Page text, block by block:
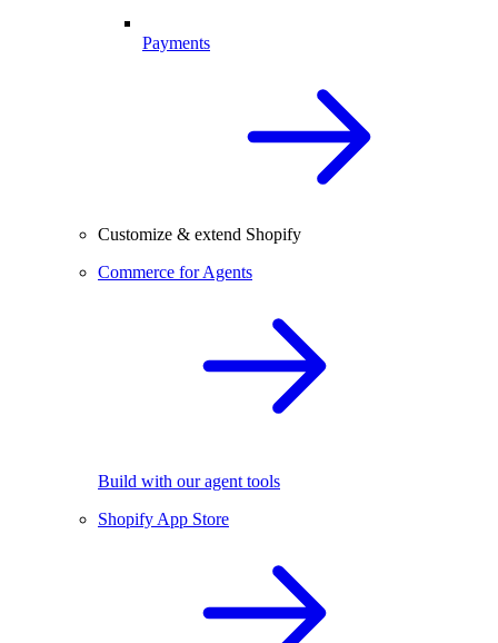
Payments
Customize & extend Shopify
Commerce for Agents
Build with our agent tools
Shopify App Store